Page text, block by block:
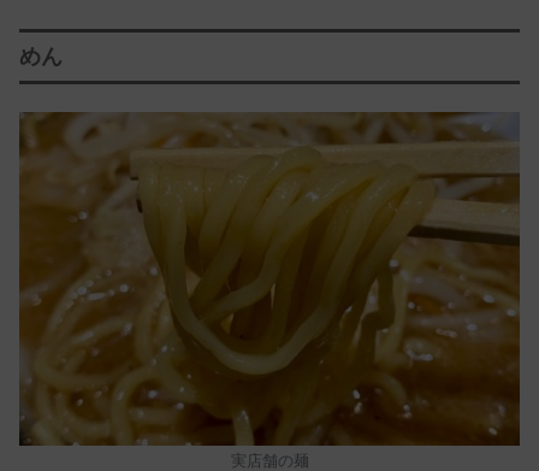
めん
実店舗の麺